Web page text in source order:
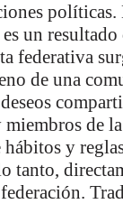
políticas.
un
federativa
de una
miembros de
y
tanto,